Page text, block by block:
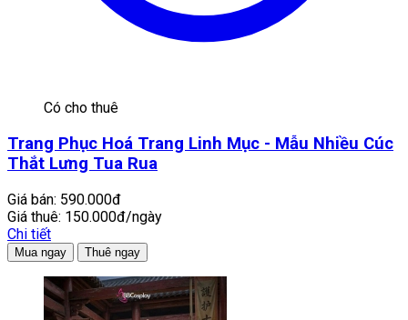
Có cho thuê
Trang Phục Hoá Trang Linh Mục - Mẫu Nhiều Cúc
Thắt Lưng Tua Rua
Giá bán: 590.000đ
Giá thuê: 150.000đ/ngày
Chi tiết
Mua ngay Thuê ngay